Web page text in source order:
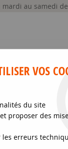
au samedi
MATÉRIELS
VOS
du site
proposer des
erreurs